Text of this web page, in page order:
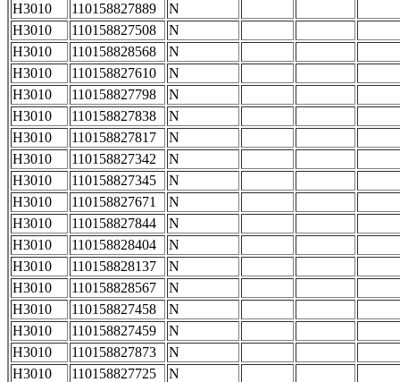
H3010
110158827889
N
H3010
110158827508
N
H3010
110158828568
N
H3010
110158827610
N
H3010
110158827798
N
H3010
110158827838
N
H3010
110158827817
N
H3010
110158827342
N
H3010
110158827345
N
H3010
110158827671
N
H3010
110158827844
N
H3010
110158828404
N
H3010
110158828137
N
H3010
110158828567
N
H3010
110158827458
N
H3010
110158827459
N
H3010
110158827873
N
H3010
110158827725
N